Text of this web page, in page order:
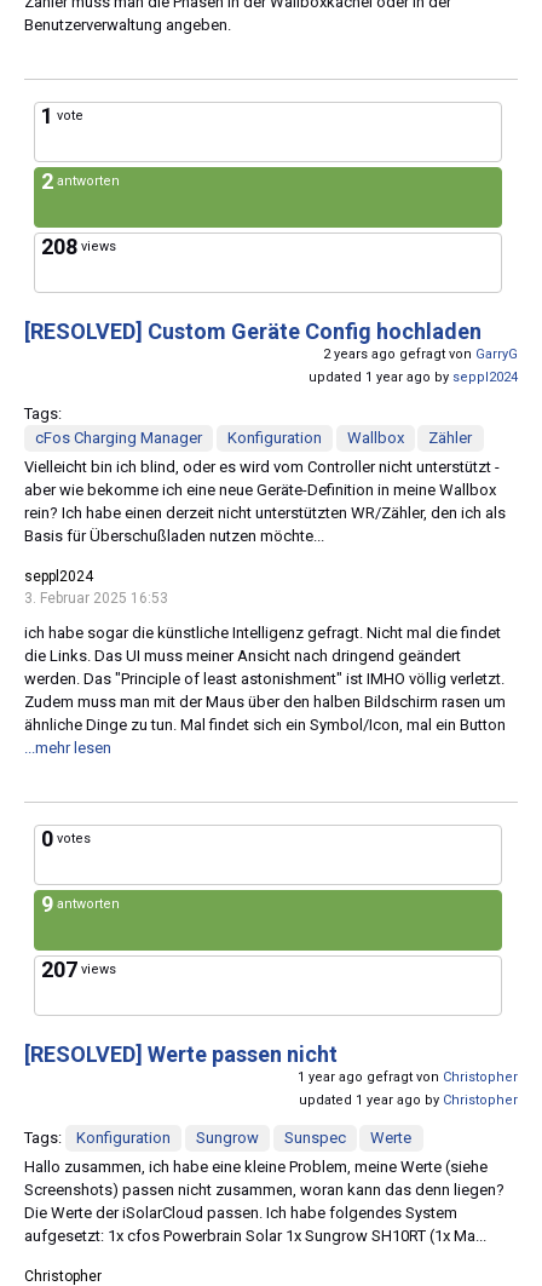
Benutzerverwaltung angeben.
1 vote
2 antworten
208 views
[RESOLVED] Custom Geräte Config hochladen
2 years ago gefragt von GarryG
updated 1 year ago by seppl2024
Tags:
cFos Charging Manager
Konfiguration Wallbox
Zähler
Vielleicht bin ich blind, oder es wird vom Controller nicht unterstützt -
aber wie bekomme ich eine neue Geräte-Definition in meine Wallbox
rein? Ich habe einen derzeit nicht unterstützten WR/Zähler, den ich als
Basis für Überschußladen nutzen möchte...
seppl2024
3. Februar 2025 16:53
ich habe sogar die künstliche Intelligenz gefragt. Nicht mal die findet
die Links. Das UI muss meiner Ansicht nach dringend geändert
werden. Das "Principle of least astonishment" ist IMHO völlig verletzt.
Zudem muss man mit der Maus über den halben Bildschirm rasen um
ähnliche Dinge zu tun. Mal findet sich ein Symbol/Icon, mal ein Button
...mehr lesen
0 votes
9 antworten
207 views
[RESOLVED] Werte passen nicht
1 year ago gefragt von Christopher
updated 1 year ago by Christopher
Tags: Konfiguration Sungrow Sunspec
Werte
Hallo zusammen, ich habe eine kleine Problem, meine Werte (siehe
Screenshots) passen nicht zusammen, woran kann das denn liegen?
Die Werte der iSolarCloud passen. Ich habe folgendes System
aufgesetzt: 1x cfos Powerbrain Solar 1x Sungrow SH10RT (1x Ma...
Christopher